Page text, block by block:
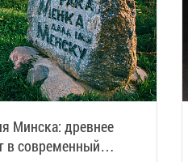
Минска: древнее
в современный